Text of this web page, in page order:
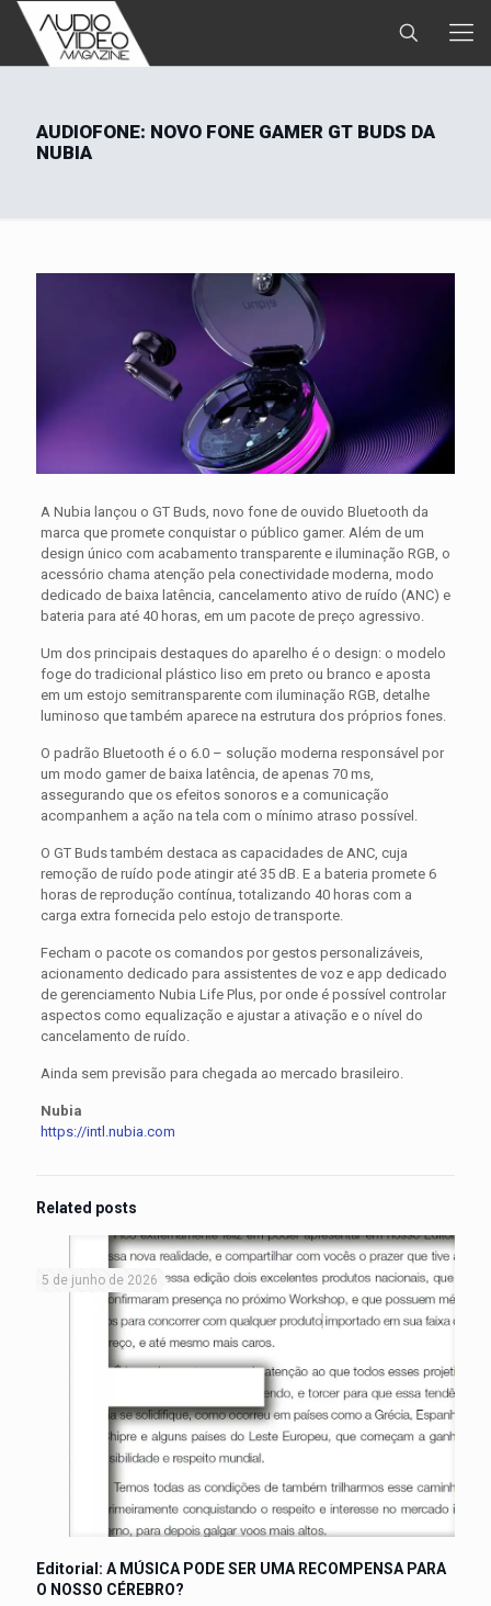
AUDIOFONE: NOVO FONE GAMER GT BUDS DA
NUBIA
A Nubia lançou o GT Buds, novo fone de ouvido Bluetooth da
marca que promete conquistar o público gamer. Além de um
design único com acabamento transparente e iluminação RGB, o
acessório chama atenção pela conectividade moderna, modo
dedicado de baixa latência, cancelamento ativo de ruído (ANC) e
bateria para até 40 horas, em um pacote de preço agressivo.
Um dos principais destaques do aparelho é o design: o modelo
foge do tradicional plástico liso em preto ou branco e aposta
em um estojo semitransparente com iluminação RGB, detalhe
luminoso que também aparece na estrutura dos próprios fones.
O padrão Bluetooth é o 6.0 – solução moderna responsável por
um modo gamer de baixa latência, de apenas 70 ms,
assegurando que os efeitos sonoros e a comunicação
acompanhem a ação na tela com o mínimo atraso possível.
O GT Buds também destaca as capacidades de ANC, cuja
remoção de ruído pode atingir até 35 dB. E a bateria promete 6
horas de reprodução contínua, totalizando 40 horas com a
carga extra fornecida pelo estojo de transporte.
Fecham o pacote os comandos por gestos personalizáveis,
acionamento dedicado para assistentes de voz e app dedicado
de gerenciamento Nubia Life Plus, por onde é possível controlar
aspectos como equalização e ajustar a ativação e o nível do
cancelamento de ruído.
Ainda sem previsão para chegada ao mercado brasileiro.
Nubia
https://intl.nubia.com
Related posts
5 de junho de 2026
Editorial: A MÚSICA PODE SER UMA RECOMPENSA PARA
O NOSSO CÉREBRO?